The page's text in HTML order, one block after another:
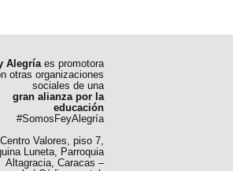
Alegríaes promotora
otras organizaciones
sociales de una
gran alianza por la
educación
#SomosFeyAlegría
Valores, piso 7,
Luneta, Parroquia
Altagracia, Caracas –